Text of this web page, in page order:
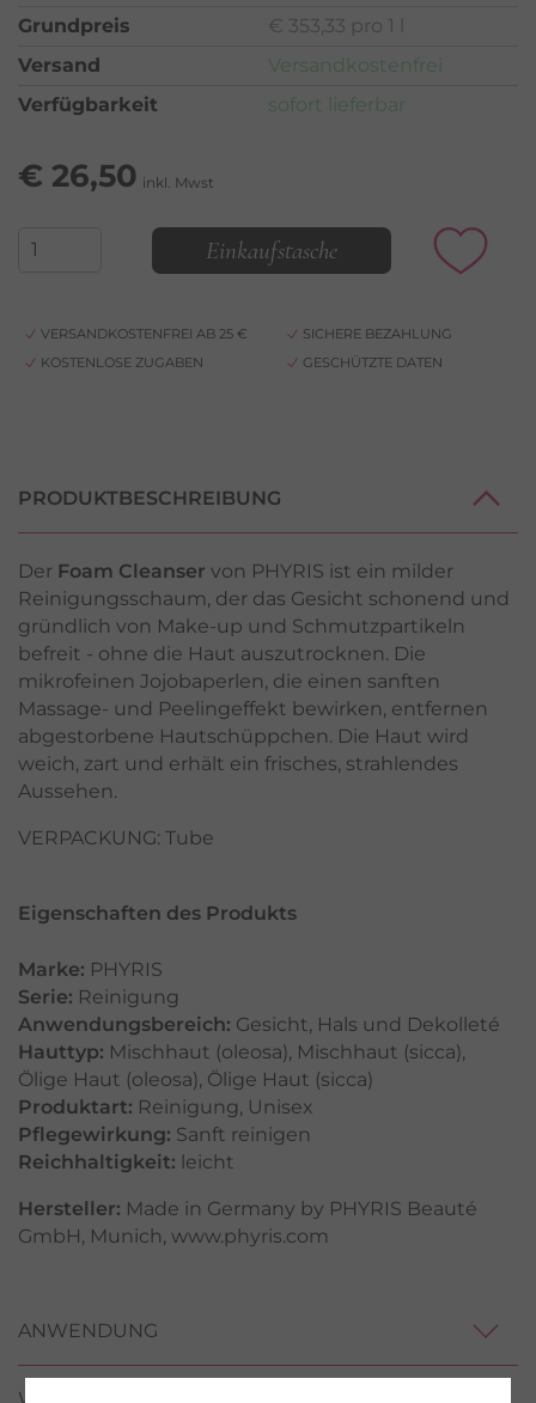
Grundpreis
€ 353,33 pro 1 l
Versand
Versandkostenfrei
Verfügbarkeit
sofort lieferbar
€ 26,50 inkl. Mwst
Einkaufstasche
VERSANDKOSTENFREI AB 25 €
SICHERE BEZAHLUNG
KOSTENLOSE ZUGABEN
GESCHÜTZTE DATEN
PRODUKTBESCHREIBUNG
Der Foam Cleanser von PHYRIS ist ein milder
Reinigungsschaum, der das Gesicht schonend und
gründlich von Make-up und Schmutzpartikeln
befreit - ohne die Haut auszutrocknen. Die
mikrofeinen Jojobaperlen, die einen sanften
Massage- und Peelingeffekt bewirken, entfernen
abgestorbene Hautschüppchen. Die Haut wird
weich, zart und erhält ein frisches, strahlendes
Aussehen.
VERPACKUNG: Tube
Eigenschaften des Produkts
Marke: PHYRIS
Serie: Reinigung
Anwendungsbereich: Gesicht, Hals und Dekolleté
Hauttyp: Mischhaut (oleosa), Mischhaut (sicca),
Ölige Haut (oleosa), Ölige Haut (sicca)
Produktart: Reinigung, Unisex
Pflegewirkung: Sanft reinigen
Reichhaltigkeit: leicht
Hersteller: Made in Germany by PHYRIS Beauté
GmbH, Munich, www.phyris.com
ANWENDUNG